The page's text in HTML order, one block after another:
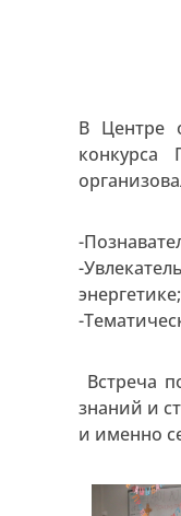
В Центре
-
-
энергетике;
-
Встреча
знаний и
и именно